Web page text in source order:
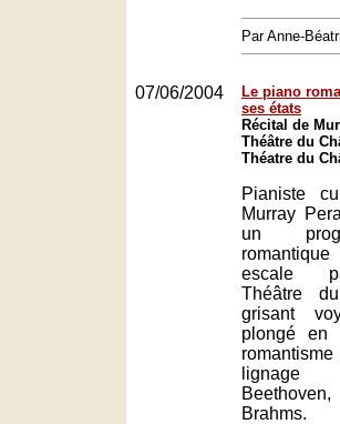
Par Anne-
07/06/2004
Le piano
ses états
Récital de
Théâtre du
Théatre du
Pianiste
Murray
un
escale
Théâtre
grisant
plongé en
lignage
Brahms.